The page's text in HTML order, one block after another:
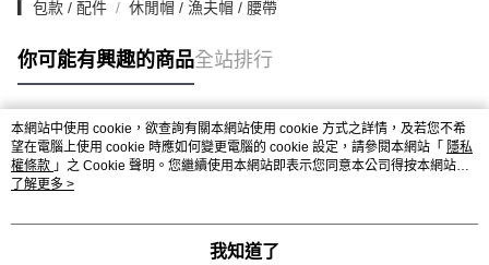
▎包款 / 配件 休閒帽 / 漁夫帽 / 腰帶
你可能有興趣的商品全站排行
熱門標籤
本網站中使用 cookie，欲查詢有關本網站使用 cookie 方式之詳情，及若您不希
望在電腦上使用 cookie 時應如何變更電腦的 cookie 設定，請參閱本網站「 隱私
權條款 」之 Cookie 聲明。您繼續使用本網站即表示您同意本公司得按本網站使
用條款之 Cookie 聲明使用 cookie。
了解更多 >
我知道了